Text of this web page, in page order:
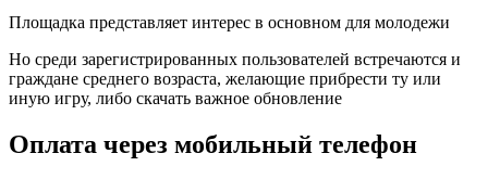
Площадка представляет интерес в основном для молодежи
Но среди зарегистрированных пользователей встречаются и
граждане среднего возраста, желающие прибрести ту или
иную игру, либо скачать важное обновление
Оплата через мобильный телефон